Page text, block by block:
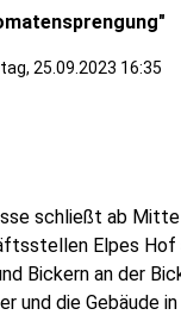
25.09.2023 16:35
schließt ab
Elpes Hof
Bickern an der
und die Gebäude